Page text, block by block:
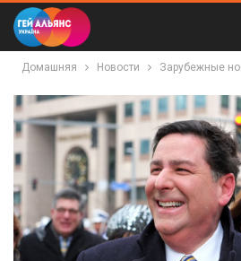
Домашняя Новости Зарубежные